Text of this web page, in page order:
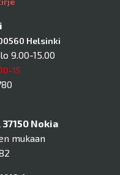
Helsinki
9.00-15.00
15
Nokia
mukaan